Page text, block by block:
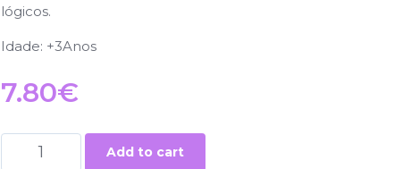
lógicos.
Idade: +3Anos
7.80€
Add to cart